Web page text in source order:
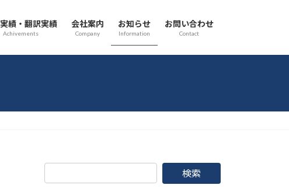
績・翻訳実績
Achivements
会社案内
Company
お知らせ
Information
お問い合わせ
Contact